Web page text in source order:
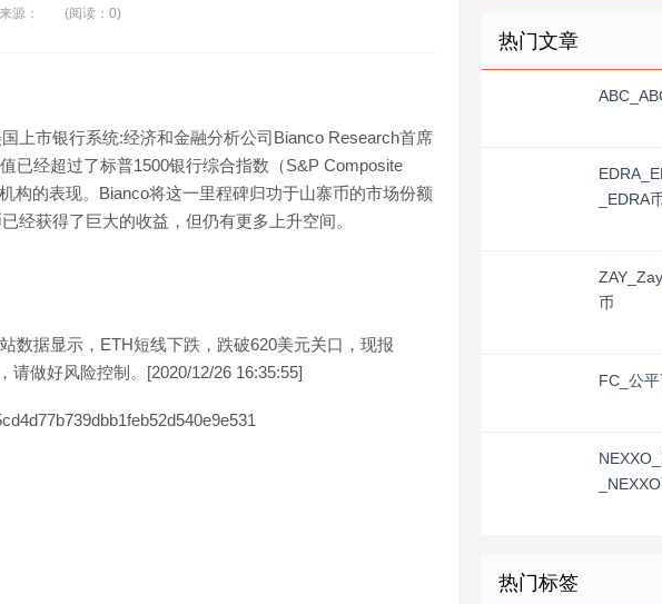
来源： (阅读：0)
上市银行系统:经济和金融分析公司Bianco Research首席
已经超过了标普1500银行综合指数（S&P Composite
构的表现。Bianco将这一里程碑归功于山寨币的市场份额
经获得了巨大的收益，但仍有更多上升空间。
数据显示，ETH短线下跌，跌破620美元关口，现报
请做好风险控制。[2020/12/26 16:35:55]
热门文章
_EDRA
币
FC_公
热门标签